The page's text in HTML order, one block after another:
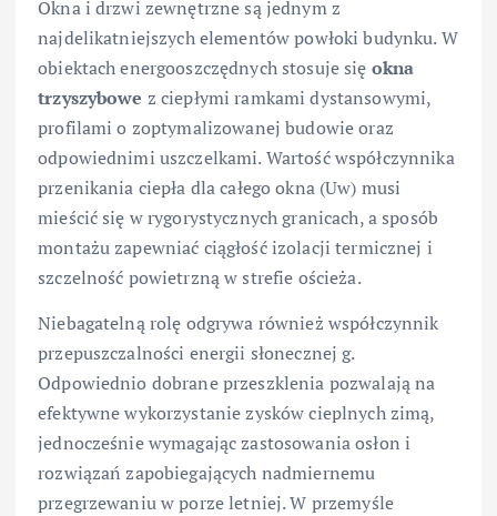
Okna i drzwi zewnętrzne są jednym z
najdelikatniejszych elementów powłoki budynku. W
obiektach energooszczędnych stosuje się okna
trzyszybowe z ciepłymi ramkami dystansowymi,
profilami o zoptymalizowanej budowie oraz
odpowiednimi uszczelkami. Wartość współczynnika
przenikania ciepła dla całego okna (Uw) musi
mieścić się w rygorystycznych granicach, a sposób
montażu zapewniać ciągłość izolacji termicznej i
szczelność powietrzną w strefie ościeża.
Niebagatelną rolę odgrywa również współczynnik
przepuszczalności energii słonecznej g.
Odpowiednio dobrane przeszklenia pozwalają na
efektywne wykorzystanie zysków cieplnych zimą,
jednocześnie wymagając zastosowania osłon i
rozwiązań zapobiegających nadmiernemu
przegrzewaniu w porze letniej. W przemyśle